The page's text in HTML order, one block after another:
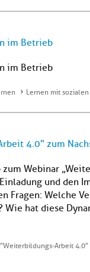
im Betrieb
im Betrieb
Lernen mit
4.0" zum
Webinar
und den
Fragen: Welche
hat diese
Arbeit 4.0"